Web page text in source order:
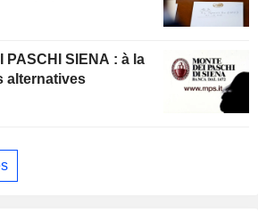
SIENA : à la
alternatives